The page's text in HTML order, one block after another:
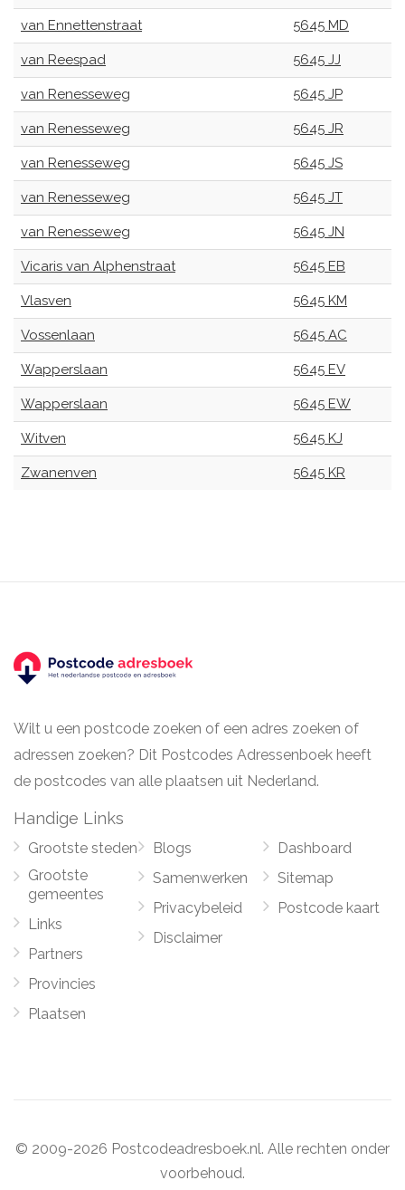
van Ennettenstraat 5645 MD
van Reespad 5645 JJ
van Renesseweg 5645 JP
van Renesseweg 5645 JR
van Renesseweg 5645 JS
van Renesseweg 5645 JT
van Renesseweg 5645 JN
Vicaris van Alphenstraat 5645 EB
Vlasven 5645 KM
Vossenlaan 5645 AC
Wapperslaan 5645 EV
Wapperslaan 5645 EW
Witven 5645 KJ
Zwanenven 5645 KR
Wilt u een postcode zoeken of een adres zoeken of
adressen zoeken? Dit Postcodes Adressenboek heeft
de postcodes van alle plaatsen uit Nederland.
Handige Links
Grootste steden
Grootste
gemeentes
Links
Partners
Provincies
Plaatsen
Blogs
Samenwerken
Privacybeleid
Disclaimer
Dashboard
Sitemap
Postcode kaart
© 2009-2026 Postcodeadresboek.nl. Alle rechten onder
voorbehoud.